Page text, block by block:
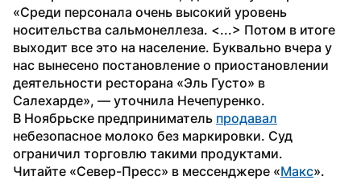
«Среди персонала очень высокий уровень
носительства сальмонеллеза. <...> Потом в итоге
выходит все это на население. Буквально вчера у
нас вынесено постановление о приостановлении
деятельности ресторана «Эль Густо» в
Салехарде», — уточнила Нечепуренко.
В Ноябрьске предприниматель продавал
небезопасное молоко без маркировки. Суд
ограничил торговлю такими продуктами.
Читайте «Север-Пресс» в мессенджере «Макс».